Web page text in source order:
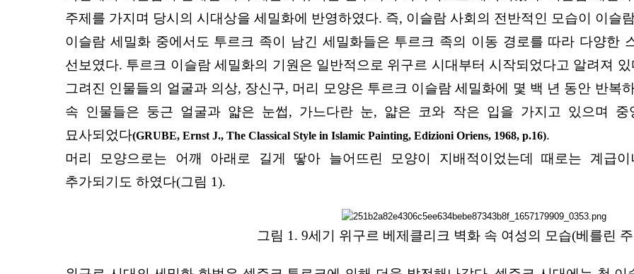
주제를 가지며 당시의 시대상을 세밀화에 반영하였다. 즉, 이슬람 사회의 전반적인 모습이 이슬
이슬람 세밀화 중에서도 투르크 족이 남긴 세밀화들은 투르크 족의 이동 경로를 따라 다양한
선보였다. 투르크 이슬람 세밀화의 기원은 일반적으로 위구르 시대부터 시작되었다고 알려져
그려진 인물들의 얼굴과 의상, 장신구, 머리 모양은 투르크 이슬람 세밀화에 몇 백 년 동안 반복
속 인물들은 둥근 얼굴과 얇은 눈썹, 가느다란 눈, 얇은 코와 작은 입을 가지고 있으며 중
묘사되었다(GRUBE, Ernst J., The Classical Style in Islamic Painting, Edizioni Oriens, 1968, p.16).
머리 모양으로는 어깨 아래로 길게 땋아 늘어뜨린 모양이 지배적이었는데 때로는 계급
추가되기도 하였다(그림 1).
그림 1. 9세기 위구르 베제클리크 벽화 속 여성의 모습(베를린